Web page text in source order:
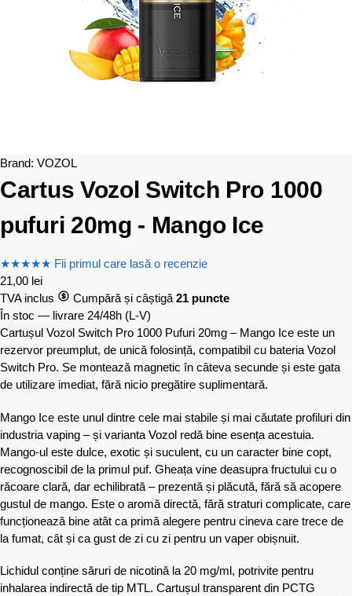
Brand: VOZOL
Cartus Vozol Switch Pro 1000
pufuri 20mg - Mango Ice
★★★★★ Fii primul care lasă o recenzie
21,00 lei
TVA inclus
Cumpără și câștigă 21 puncte
În stoc — livrare 24/48h (L-V)
Cartușul Vozol Switch Pro 1000 Pufuri 20mg – Mango Ice este un
rezervor preumplut, de unică folosință, compatibil cu bateria Vozol
Switch Pro. Se montează magnetic în câteva secunde și este gata
de utilizare imediat, fără nicio pregătire suplimentară.
Mango Ice este unul dintre cele mai stabile și mai căutate profiluri din
industria vaping – și varianta Vozol redă bine esența acestuia.
Mango-ul este dulce, exotic și suculent, cu un caracter bine copt,
recognoscibil de la primul puf. Gheața vine deasupra fructului cu o
răcoare clară, dar echilibrată – prezentă și plăcută, fără să acopere
gustul de mango. Este o aromă directă, fără straturi complicate, care
funcționează bine atât ca primă alegere pentru cineva care trece de
la fumat, cât și ca gust de zi cu zi pentru un vaper obișnuit.
Lichidul conține săruri de nicotină la 20 mg/ml, potrivite pentru
inhalarea indirectă de tip MTL. Cartușul transparent din PCTG